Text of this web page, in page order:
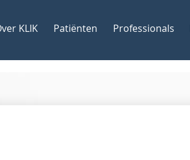
KLIK Patiënten Professionals